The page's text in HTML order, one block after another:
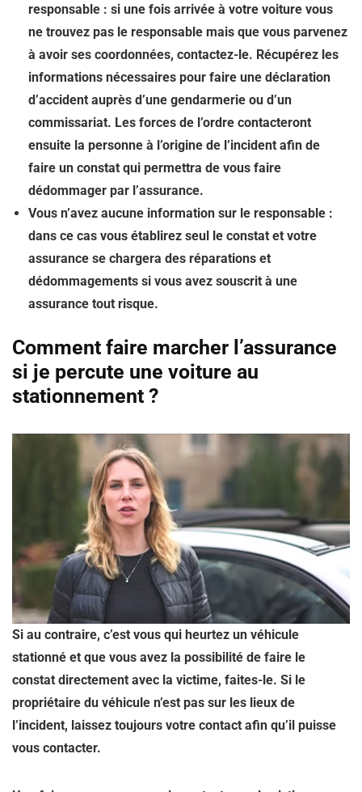
responsable : si une fois arrivée à votre voiture vous
ne trouvez pas le responsable mais que vous parvenez
à avoir ses coordonnées, contactez-le. Récupérez les
informations nécessaires pour faire une déclaration
d’accident auprès d’une gendarmerie ou d’un
commissariat. Les forces de l’ordre contacteront
ensuite la personne à l’origine de l’incident afin de
faire un constat qui permettra de vous faire
dédommager par l’assurance.
Vous n’avez aucune information sur le responsable :
dans ce cas vous établirez seul le constat et votre
assurance se chargera des réparations et
dédommagements si vous avez souscrit à une
assurance tout risque.
Comment faire marcher l’assurance
si je percute une voiture au
stationnement ?
Si au contraire, c’est vous qui heurtez un véhicule
stationné et que vous avez la possibilité de faire le
constat directement avec la victime, faites-le. Si le
propriétaire du véhicule n’est pas sur les lieux de
l’incident, laissez toujours votre contact afin qu’il puisse
vous contacter.